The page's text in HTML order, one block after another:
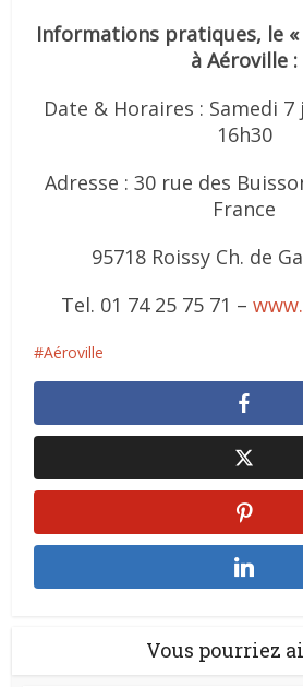
Informations pratiques, le «
à Aéroville :
Date & Horaires : Samedi 7
16h30
Adresse : 30 rue des
France
95718 Roissy Ch. de
Tel. 01 74 25 75 71 –
Aéroville
Vous pourriez